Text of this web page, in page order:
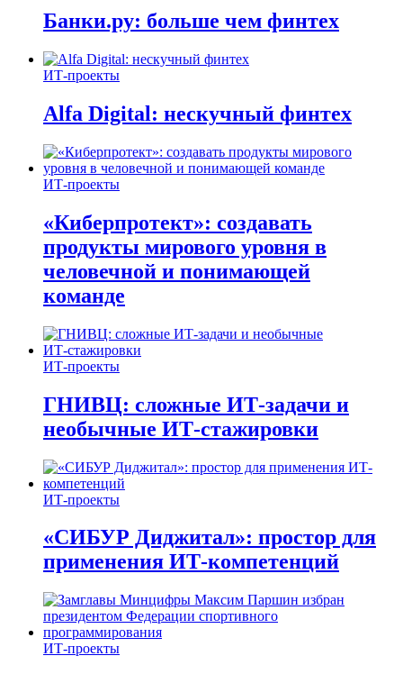
Банки.ру: больше чем финтех
ИТ-проекты
Alfa Digital: нескучный финтех
ИТ-проекты
«Киберпротект»: создавать
продукты мирового уровня в
человечной и понимающей
команде
ИТ-проекты
ГНИВЦ: сложные ИТ‑задачи и
необычные ИТ‑стажировки
ИТ-проекты
«СИБУР Диджитал»: простор для
применения ИТ-компетенций
ИТ-проекты